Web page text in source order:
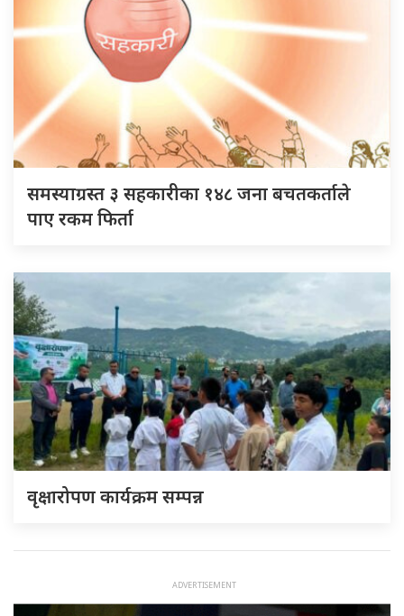
समस्याग्रस्त ३ सहकारीका १४८ जना बचतकर्ताले
पाए रकम फिर्ता
वृक्षारोपण कार्यक्रम सम्पन्न